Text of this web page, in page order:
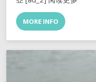
MORE INFO